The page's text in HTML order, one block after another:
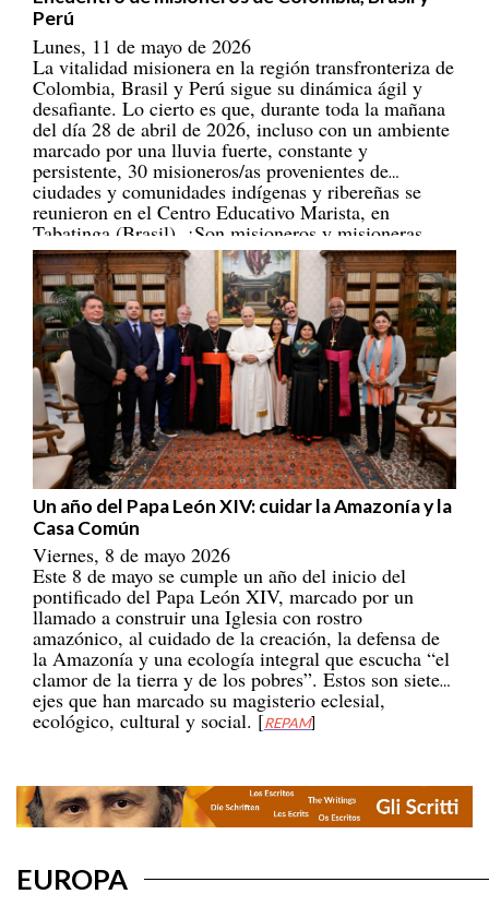
Lunes, 11 de mayo de 2026
La vitalidad misionera en la región transfronteriza de
Colombia, Brasil y Perú sigue su dinámica ágil y
desafiante. Lo cierto es que, durante toda la mañana
del día 28 de abril de 2026, incluso con un ambiente
marcado por una lluvia fuerte, constante y
persistente, 30 misioneros/as provenientes de
ciudades y comunidades indígenas y ribereñas se
reunieron en el Centro Educativo Marista, en
Tabatinga (Brasil). ¡Son misioneros y misioneras
portadores/as de esperanza! [REPAM]
Un año del Papa León XIV: cuidar la Amazonía y la
Casa Común
Viernes, 8 de mayo 2026
Este 8 de mayo se cumple un año del inicio del
pontificado del Papa León XIV, marcado por un
llamado a construir una Iglesia con rostro
amazónico, al cuidado de la creación, la defensa de
la Amazonía y una ecología integral que escucha “el
clamor de la tierra y de los pobres”. Estos son siete
ejes que han marcado su magisterio eclesial,
ecológico, cultural y social. [REPAM]